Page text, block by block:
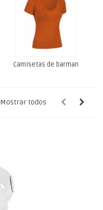
Camisetas de barman
Mostrar todos